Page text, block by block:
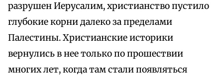
разрушен Иерусалим, христианство пустило
глубокие корни далеко за пределами
Палестины. Христианские историки
вернулись в нее только по прошествии
многих лет, когда там стали появляться